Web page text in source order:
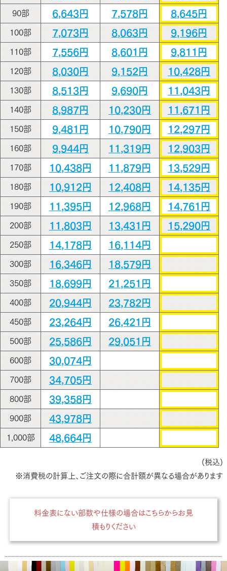
90部 6,643円 7,578円 8,645円
100部 7,073円 8,063円 9,196円
110部 7,556円 8,601円 9,811円
120部 8,030円 9,152円 10,428円
130部 8,513円 9,690円 11,043円
140部 8,987円 10,230円 11,671円
150部 9,481円 10,790円 12,297円
160部 9,944円 11,319円 12,903円
170部 10,438円 11,879円 13,529円
180部 10,912円 12,408円 14,135円
190部 11,395円 12,968円 14,761円
200部 11,803円 13,431円 15,290円
250部 14,178円 16,114円
300部 16,346円 18,579円
350部 18,699円 21,251円
400部 20,944円 23,782円
450部 23,264円 26,421円
500部 25,586円 29,051円
600部 30,074円
700部 34,705円
800部 39,358円
900部 43,978円
1,000部 48,664円
(税込)
※消費税の計算上、ご注文の際に合計額が異なる場合があります
料金表にない部数や仕様の場合はこちらからお見
積もりください